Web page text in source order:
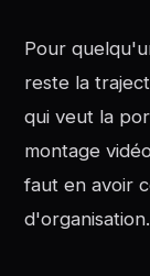
Pour
reste la
qui veut la
montage
faut en avoir
d'organisation.